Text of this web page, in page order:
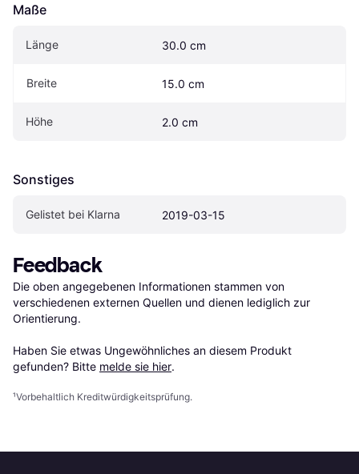
Maße
Länge 30.0 cm
Breite 15.0 cm
Höhe 2.0 cm
Sonstiges
Gelistet bei Klarna 2019-03-15
Feedback
Die oben angegebenen Informationen stammen von
verschiedenen externen Quellen und dienen lediglich zur
Orientierung.
Haben Sie etwas Ungewöhnliches an diesem Produkt
gefunden? Bitte melde sie hier.
¹Vorbehaltlich Kreditwürdigkeitsprüfung.